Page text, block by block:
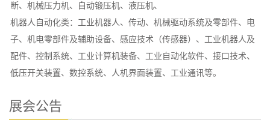
断、机械压力机、自动锻压机、液压机、
机器人自动化类：工业机器人、传动、机械驱动系统及零部件、电
子、机电零部件及辅助设备、感应技术（传感器）、工业机器人及
配件、控制系统、工业计算机装备、工业自动化软件、接口技术、
低压开关装置、数控系统、人机界面装置、工业通讯等。
展会公告